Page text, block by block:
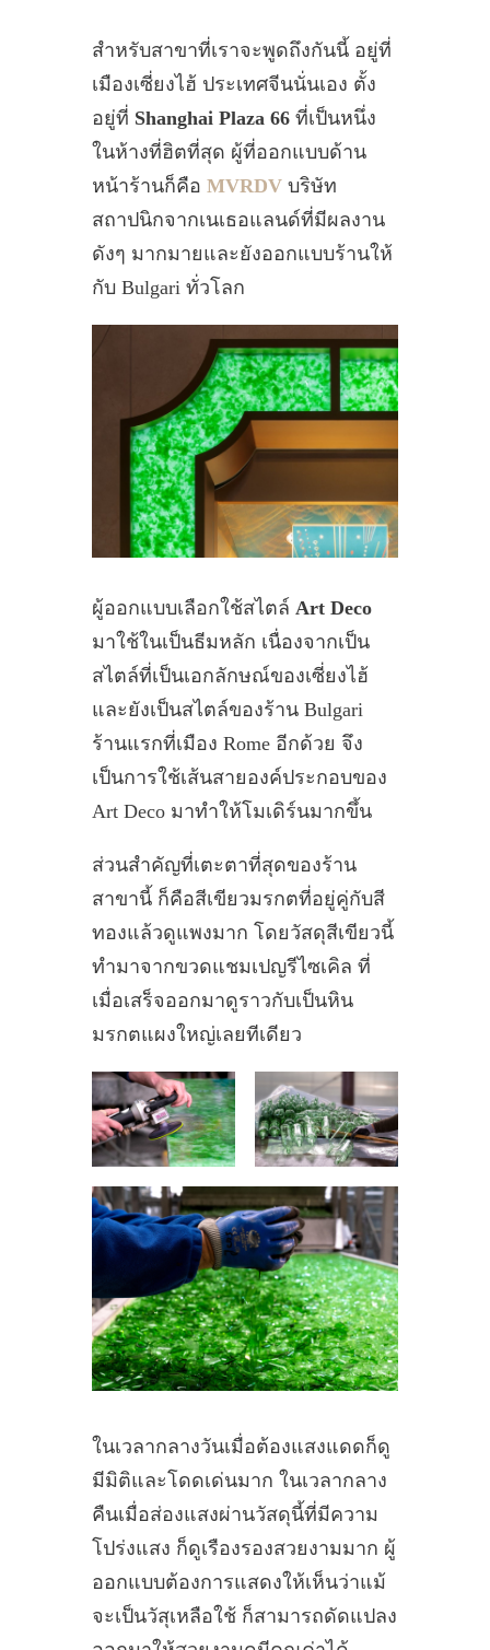
สำหรับสาขาที่เราจะพูดถึงกันนี้ อยู่ที่
เมืองเซี่ยงไฮ้ ประเทศจีนนั่นเอง ตั้ง
อยู่ที่ Shanghai Plaza 66 ที่เป็นหนึ่ง
ในห้างที่ฮิตที่สุด ผู้ที่ออกแบบด้าน
หน้าร้านก็คือ MVRDV บริษัท
สถาปนิกจากเนเธอแลนด์ที่มีผลงาน
ดังๆ มากมายและยังออกแบบร้านให้
กับ Bulgari ทั่วโลก
ผู้ออกแบบเลือกใช้สไตล์ Art Deco
มาใช้ในเป็นธีมหลัก เนื่องจากเป็น
สไตล์ที่เป็นเอกลักษณ์ของเซี่ยงไฮ้
และยังเป็นสไตล์ของร้าน Bulgari
ร้านแรกที่เมือง Rome อีกด้วย จึง
เป็นการใช้เส้นสายองค์ประกอบของ
Art Deco มาทำให้โมเดิร์นมากขึ้น
ส่วนสำคัญที่เตะตาที่สุดของร้าน
สาขานี้ ก็คือสีเขียวมรกตที่อยู่คู่กับสี
ทองแล้วดูแพงมาก โดยวัสดุสีเขียวนี้
ทำมาจากขวดแชมเปญรีไซเคิล ที่
เมื่อเสร็จออกมาดูราวกับเป็นหิน
มรกตแผงใหญ่เลยทีเดียว
ในเวลากลางวันเมื่อต้องแสงแดดก็ดู
มีมิติและโดดเด่นมาก ในเวลากลาง
คืนเมื่อส่องแสงผ่านวัสดุนี้ที่มีความ
โปร่งแสง ก็ดูเรืองรองสวยงามมาก ผู้
ออกแบบต้องการแสดงให้เห็นว่าแม้
จะเป็นวัสุเหลือใช้ ก็สามารถดัดแปลง